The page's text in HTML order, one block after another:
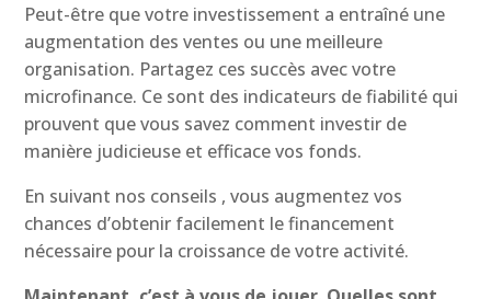
Peut-être que votre investissement a entraîné une
augmentation des ventes ou une meilleure
organisation. Partagez ces succès avec votre
microfinance. Ce sont des indicateurs de fiabilité qui
prouvent que vous savez comment investir de
manière judicieuse et efficace vos fonds.
En suivant nos conseils , vous augmentez vos
chances d’obtenir facilement le financement
nécessaire pour la croissance de votre activité.